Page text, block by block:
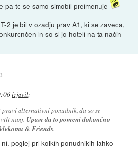
pa to se samo simobil preimenuje
2 je bil v ozadju prav A1, ki se zaveda,
in so si jo hoteli na ta način
izjavil:
alternativni ponudnik, da so se
nanj. Upam da to pomeni dokončno
& Friends.
poglej pri kolkih ponudnikih lahko